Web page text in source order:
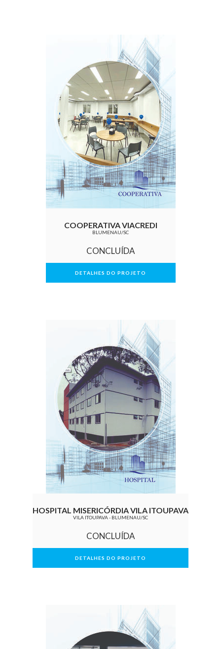
COOPERATIVA VIACREDI
BLUMENAU/SC
CONCLUÍDA
DETALHES DO PROJETO
HOSPITAL MISERICÓRDIA VILA ITOUPAVA
VILA ITOUPAVA - BLUMENAU/SC
CONCLUÍDA
DETALHES DO PROJETO